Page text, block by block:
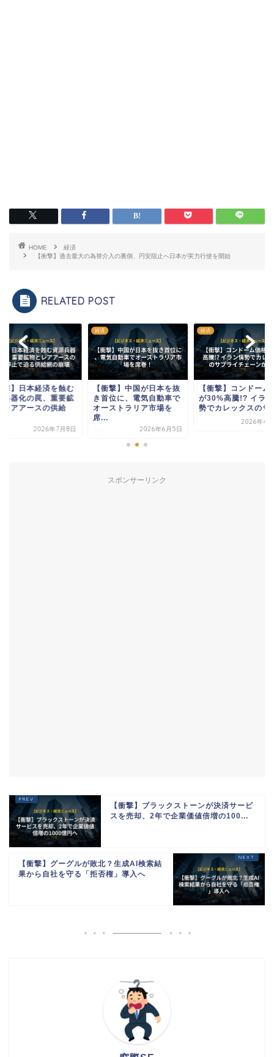
HOME
経済
【衝撃】過去最大の為替介入の裏側、円安阻止へ日本が実力行使を開始
RELATED POST
撃】中国が日本を抜
位に、電気自動車で
ストラリア市場を
2026年6月5日
経済
【衝撃】コンドーム価格
が30%高騰!? イラン情
勢でカレックスのサ...
経済
【衝撃】日本経済を
資源兵器化の罠、重
物とレアアースの供
スポンサーリンク
【衝撃】ブラックストーンが決済サービ
スを売却、2年で企業価値倍増の100...
【衝撃】グーグルが敗北？生成AI検索結
果から自社を守る「拒否権」導入へ